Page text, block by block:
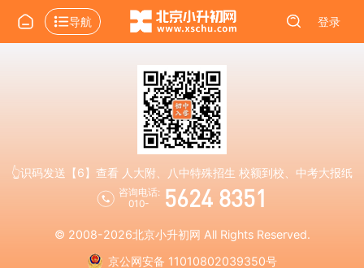
导航 登录
👆识码发送【6】查看 人大附、八中特殊招生 校额到校、中考大报纸
咨询电话:
010-
5624 8351
© 2008-2026北京小升初网 All Rights Reserved.
京公网安备 11010802039350号